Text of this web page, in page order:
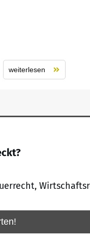
weiterlesen